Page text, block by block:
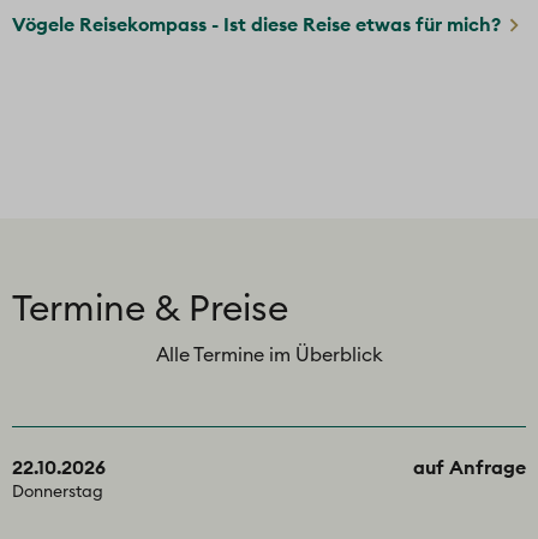
Termine & Preise
Alle Termine im Überblick
22.10.2026
Donnerstag
auf Anfrage
Vögele Reisekompass - Ist diese Reise etwas für mich?